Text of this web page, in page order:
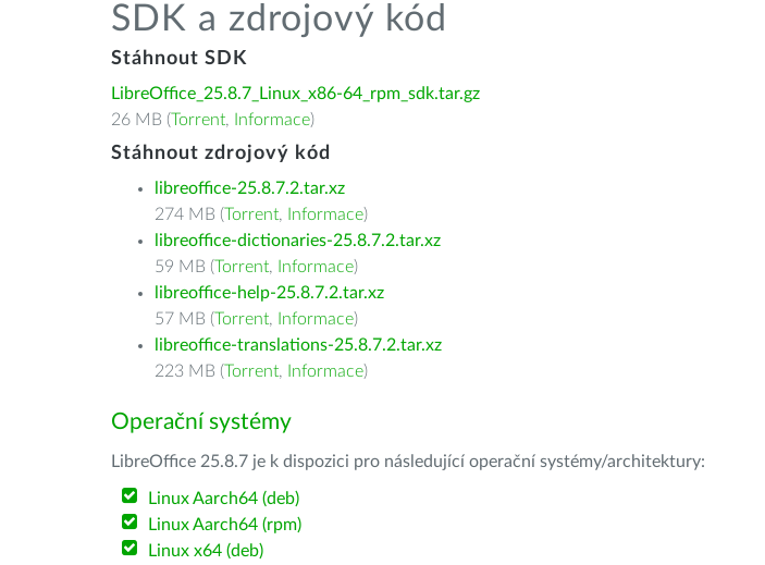
SDK a zdrojový kód
Stáhnout SDK
LibreOffice_25.8.7_Linux_x86-64_rpm_sdk.tar.gz
26 MB (Torrent, Informace)
Stáhnout zdrojový kód
libreoffice-25.8.7.2.tar.xz
274 MB (Torrent, Informace)
libreoffice-dictionaries-25.8.7.2.tar.xz
59 MB (Torrent, Informace)
libreoffice-help-25.8.7.2.tar.xz
57 MB (Torrent, Informace)
libreoffice-translations-25.8.7.2.tar.xz
223 MB (Torrent, Informace)
Operační systémy
LibreOffice 25.8.7 je k dispozici pro následující operační systémy/architektury:
Linux Aarch64 (deb)
Linux Aarch64 (rpm)
Linux x64 (deb)